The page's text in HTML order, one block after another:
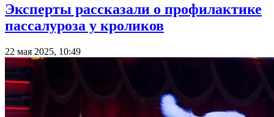
Эксперты рассказали о профилактике
пассалуроза у кроликов
22 мая 2025, 10:49